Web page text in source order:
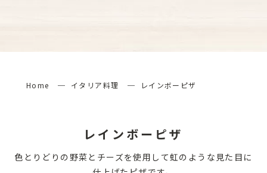
Home イタリア料理 レインボーピザ
レインボーピザ
色とりどりの野菜とチーズを使用して虹のような見た目に